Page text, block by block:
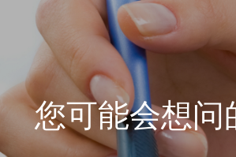
您可能会想问